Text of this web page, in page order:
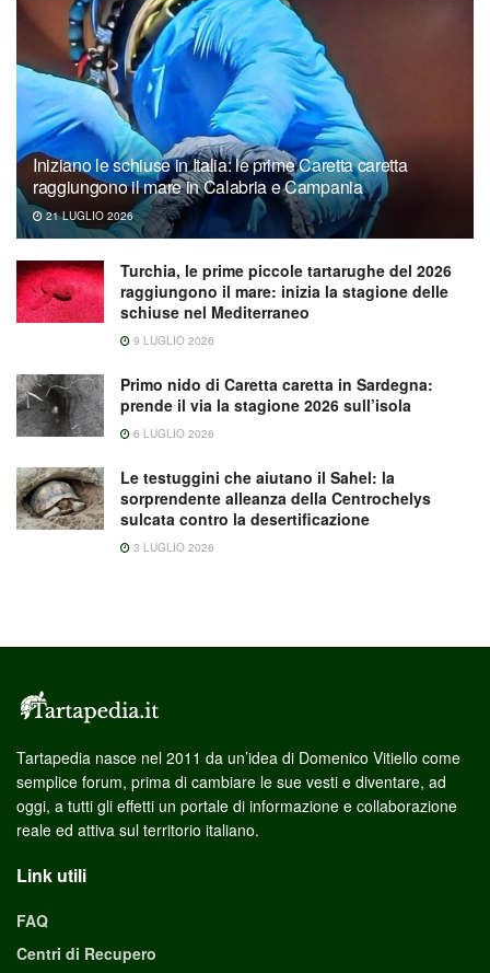
Iniziano le schiuse in Italia: le prime Caretta caretta
raggiungono il mare in Calabria e Campania
21 LUGLIO 2026
Turchia, le prime piccole tartarughe del 2026
raggiungono il mare: inizia la stagione delle
schiuse nel Mediterraneo
9 LUGLIO 2026
Primo nido di Caretta caretta in Sardegna:
prende il via la stagione 2026 sull’isola
6 LUGLIO 2026
Le testuggini che aiutano il Sahel: la
sorprendente alleanza della Centrochelys
sulcata contro la desertificazione
3 LUGLIO 2026
Tartapedia nasce nel 2011 da un’idea di Domenico Vitiello come
semplice forum, prima di cambiare le sue vesti e diventare, ad
oggi, a tutti gli effetti un portale di informazione e collaborazione
reale ed attiva sul territorio italiano.
Link utili
FAQ
Centri di Recupero